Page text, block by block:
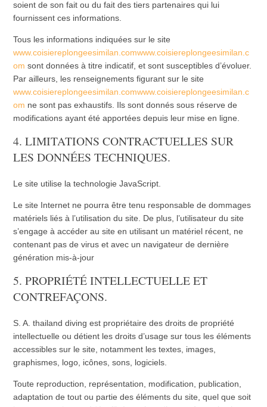
soient de son fait ou du fait des tiers partenaires qui lui
fournissent ces informations.
Tous les informations indiquées sur le site
www.coisiereplongeesimilan.comwww.coisiereplongeesimilan.c
om sont données à titre indicatif, et sont susceptibles d’évoluer.
Par ailleurs, les renseignements figurant sur le site
www.coisiereplongeesimilan.comwww.coisiereplongeesimilan.c
om ne sont pas exhaustifs. Ils sont donnés sous réserve de
modifications ayant été apportées depuis leur mise en ligne.
4. LIMITATIONS CONTRACTUELLES SUR
LES DONNÉES TECHNIQUES.
Le site utilise la technologie JavaScript.
Le site Internet ne pourra être tenu responsable de dommages
matériels liés à l’utilisation du site. De plus, l’utilisateur du site
s’engage à accéder au site en utilisant un matériel récent, ne
contenant pas de virus et avec un navigateur de dernière
génération mis-à-jour
5. PROPRIÉTÉ INTELLECTUELLE ET
CONTREFAÇONS.
S. A. thailand diving est propriétaire des droits de propriété
intellectuelle ou détient les droits d’usage sur tous les éléments
accessibles sur le site, notamment les textes, images,
graphismes, logo, icônes, sons, logiciels.
Toute reproduction, représentation, modification, publication,
adaptation de tout ou partie des éléments du site, quel que soit